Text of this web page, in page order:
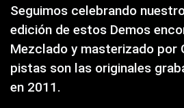
Seguimos celebrando
edición de estos Demos
Mezclado y masterizado por
pistas son las originales
en 2011.